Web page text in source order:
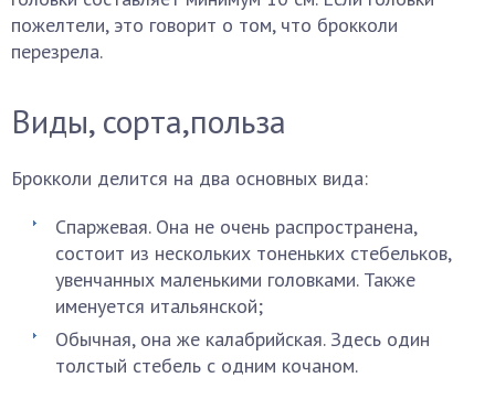
пожелтели, это говорит о том, что брокколи
перезрела.
Виды, сорта,польза
Брокколи делится на два основных вида:
Спаржевая. Она не очень распространена,
состоит из нескольких тоненьких стебельков,
увенчанных маленькими головками. Также
именуется итальянской;
Обычная, она же калабрийская. Здесь один
толстый стебель с одним кочаном.